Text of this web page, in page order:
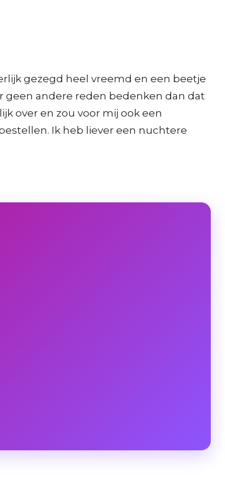
gezegd heel vreemd en een beetje
geen andere reden bedenken dan dat
over en zou voor mij ook een
Ik heb liever een nuchtere